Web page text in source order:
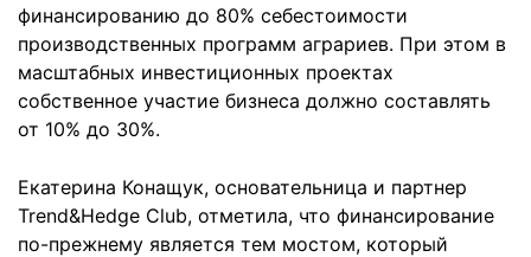
финансированию до 80% себестоимости
производственных программ аграриев. При этом в
масштабных инвестиционных проектах
собственное участие бизнеса должно составлять
от 10% до 30%.
Екатерина Конащук, основательница и партнер
Trend&Hedge Club, отметила, что финансирование
по-прежнему является тем мостом, который